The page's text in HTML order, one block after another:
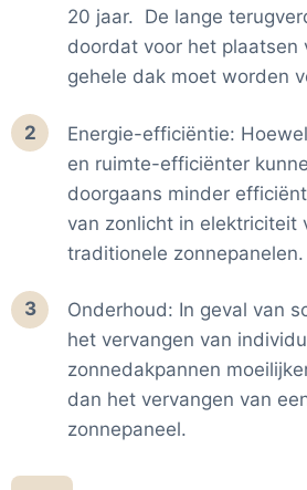
20 jaar. De lange
doordat voor het plaatsen
gehele dak moet worden
2
Energie-efficiëntie:
en ruimte-efficiënter
doorgaans minder
van zonlicht in elektriciteit
traditionele zonnepanelen.
3
Onderhoud: In geval van
het vervangen van
zonnedakpannen
dan het vervangen van
zonnepaneel.